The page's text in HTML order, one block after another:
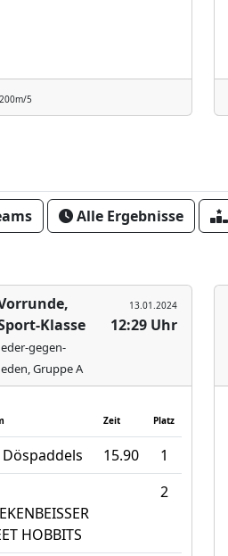
5
Alle Ergebnisse
Klasse
gegen-
Gruppe A
13.01.2024
12:29 Uhr
Zeit Platz
Döspaddels 15.90
1
HOBBITS
2